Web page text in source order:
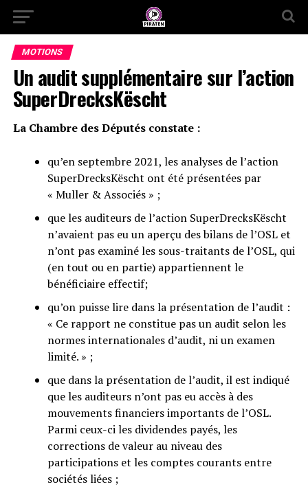
MOTIONS
Un audit supplémentaire sur l’action
SuperDrecksKëscht
La Chambre des Députés constate :
qu’en septembre 2021, les analyses de l’action
SuperDrecksKëscht ont été présentées par
« Muller & Associés » ;
que les auditeurs de l’action SuperDrecksKëscht
n’avaient pas eu un aperçu des bilans de l’OSL et
n’ont pas examiné les sous-traitants de l’OSL, qui
(en tout ou en partie) appartiennent le
bénéficiaire effectif;
qu’on puisse lire dans la présentation de l’audit :
« Ce rapport ne constitue pas un audit selon les
normes internationales d’audit, ni un examen
limité. » ;
que dans la présentation de l’audit, il est indiqué
que les auditeurs n’ont pas eu accès à des
mouvements financiers importants de l’OSL.
Parmi ceux-ci les dividendes payés, les
corrections de valeur au niveau des
participations et les comptes courants entre
sociétés liées ;